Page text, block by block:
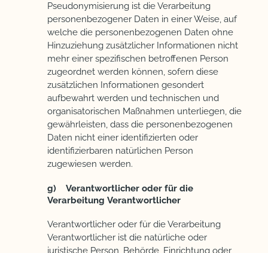
Pseudonymisierung ist die Verarbeitung
personenbezogener Daten in einer Weise, auf
welche die personenbezogenen Daten ohne
Hinzuziehung zusätzlicher Informationen nicht
mehr einer spezifischen betroffenen Person
zugeordnet werden können, sofern diese
zusätzlichen Informationen gesondert
aufbewahrt werden und technischen und
organisatorischen Maßnahmen unterliegen, die
gewährleisten, dass die personenbezogenen
Daten nicht einer identifizierten oder
identifizierbaren natürlichen Person
zugewiesen werden.
g) Verantwortlicher oder für die
Verarbeitung Verantwortlicher
Verantwortlicher oder für die Verarbeitung
Verantwortlicher ist die natürliche oder
juristische Person, Behörde, Einrichtung oder